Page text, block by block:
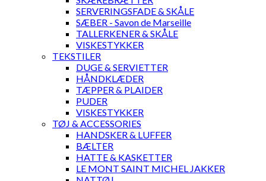
SERVERINGSFADE & SKÅLE
SÆBER - Savon de Marseille
TALLERKENER & SKÅLE
VISKESTYKKER
TEKSTILER
DUGE & SERVIETTER
HÅNDKLÆDER
TÆPPER & PLAIDER
PUDER
VISKESTYKKER
TØJ & ACCESSORIES
HANDSKER & LUFFER
BÆLTER
HATTE & KASKETTER
LE MONT SAINT MICHEL JAKKER